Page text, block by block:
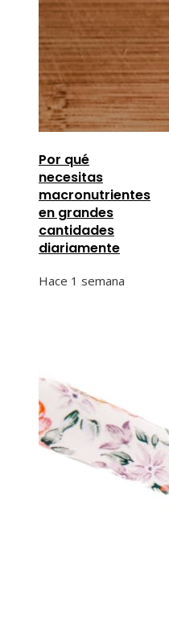
Por qué
necesitas
macronutrientes
en grandes
cantidades
diariamente
Hace 1 semana